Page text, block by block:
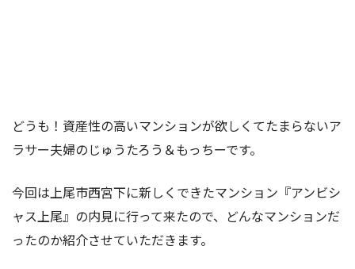
どうも！資産性の高いマンションが欲しくてたまらないア
ラサー夫婦のじゅうたろう＆もっちーです。
今回は上尾市西宮下に新しくできたマンション『アンビシ
ャス上尾』の内見に行って来たので、どんなマンションだ
ったのか紹介させていただきます。